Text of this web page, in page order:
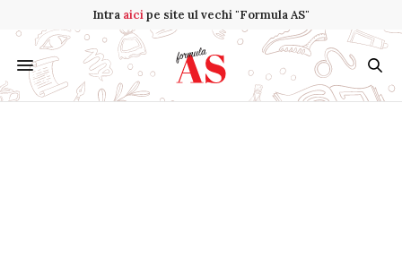
Intra aicipe site ul vechi "Formula AS"